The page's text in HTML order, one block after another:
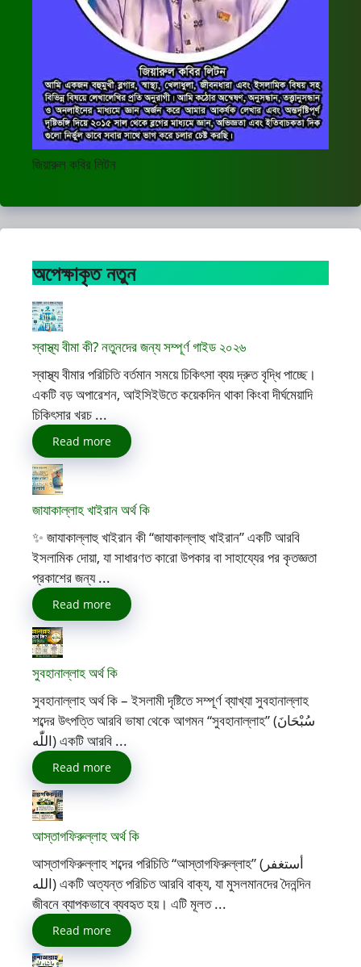
জিয়ারুল কবির লিটন
অপেক্ষাকৃত নতুন
স্বাস্থ্য বীমা কী? নতুনদের জন্য সম্পূর্ণ গাইড ২০২৬
স্বাস্থ্য বীমার পরিচিতি বর্তমান সময়ে চিকিৎসা ব্যয় দ্রুত বৃদ্ধি পাচ্ছে।
একটি বড় অপারেশন, আইসিইউতে কয়েকদিন থাকা কিংবা দীর্ঘমেয়াদি
চিকিৎসার খরচ ...
Read more
জাযাকাল্লাহ খাইরান অর্থ কি
✨ জাযাকাল্লাহু খাইরান কী “জাযাকাল্লাহু খাইরান” একটি আরবি
ইসলামিক দোয়া, যা সাধারণত কারো উপকার বা সাহায্যের পর কৃতজ্ঞতা
প্রকাশের জন্য ...
Read more
সুবহানাল্লাহ অর্থ কি
সুবহানাল্লাহ অর্থ কি – ইসলামী দৃষ্টিতে সম্পূর্ণ ব্যাখ্যা সুবহানাল্লাহ
শব্দের উৎপত্তি আরবি ভাষা থেকে আগমন “সুবহানাল্লাহ” (سُبْحَانَ
اللّٰه) একটি আরবি ...
Read more
আস্তাগফিরুল্লাহ অর্থ কি
আস্তাগফিরুল্লাহ শব্দের পরিচিতি “আস্তাগফিরুল্লাহ” (أستغفر
الله) একটি অত্যন্ত পরিচিত আরবি বাক্য, যা মুসলমানদের দৈনন্দিন
জীবনে ব্যাপকভাবে ব্যবহৃত হয়। এটি মূলত ...
Read more